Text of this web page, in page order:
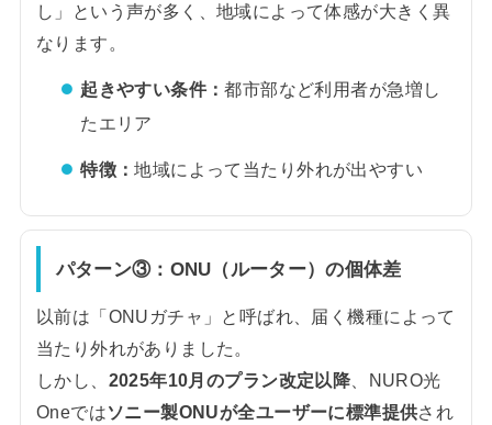
し」という声が多く、地域によって体感が大きく異
なります。
起きやすい条件：都市部など利用者が急増し
たエリア
特徴：地域によって当たり外れが出やすい
パターン③：ONU（ルーター）の個体差
以前は「ONUガチャ」と呼ばれ、届く機種によって
当たり外れがありました。
しかし、 2025年10月のプラン改定以降 、NURO光
Oneではソニー製ONUが全ユーザーに標準提供され